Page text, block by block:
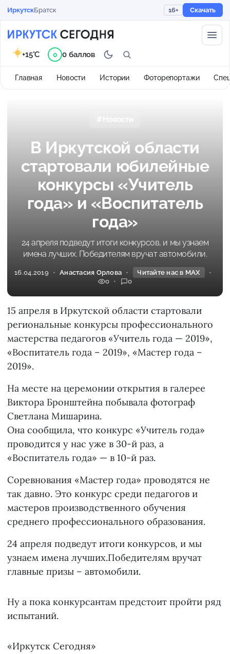
ИркутскБратск 16+ Скачать
Главная Новости Истории Фоторепортажи
+15°C 0 0 баллов
В Иркутской области
стартовали юбилейные
конкурсы «Учитель
года» и «Воспитатель
года»
24 апреля подведут итоги конкурсов, и мы узнаем
имена лучших. Победителям вручат автомобили.
16.04.2019 Анастасия Орлова
Читайте нас в MAX
0
0
15 апреля в Иркутской области стартовали
региональные конкурсы профессионального
мастерства педагогов «Учитель года — 2019»,
«Воспитатель года – 2019», «Мастер года –
2019».
На месте на церемонии открытия в галерее
Виктора Бронштейна побывала фотограф
Светлана Мишарина.
Она сообщила, что конкурс «Учитель года»
проводится у нас уже в 30-й раз, а
«Воспитатель года» — в 10-й раз.
Соревнования «Мастер года» проводятся не
так давно. Это конкурс среди педагогов и
мастеров производственного обучения
среднего профессионального образования.
24 апреля подведут итоги конкурсов, и мы
узнаем имена лучших.Победителям вручат
главные призы – автомобили.
Ну а пока конкурсантам предстоит пройти ряд
испытаний.
«Иркутск Сегодня»